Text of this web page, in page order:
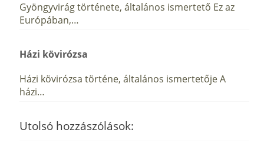
Gyöngyvirág története, általános ismertető Ez az
Európában,…
Házi kövirózsa
Házi kövirózsa történe, általános ismertetője A
házi…
Utolsó hozzászólások: